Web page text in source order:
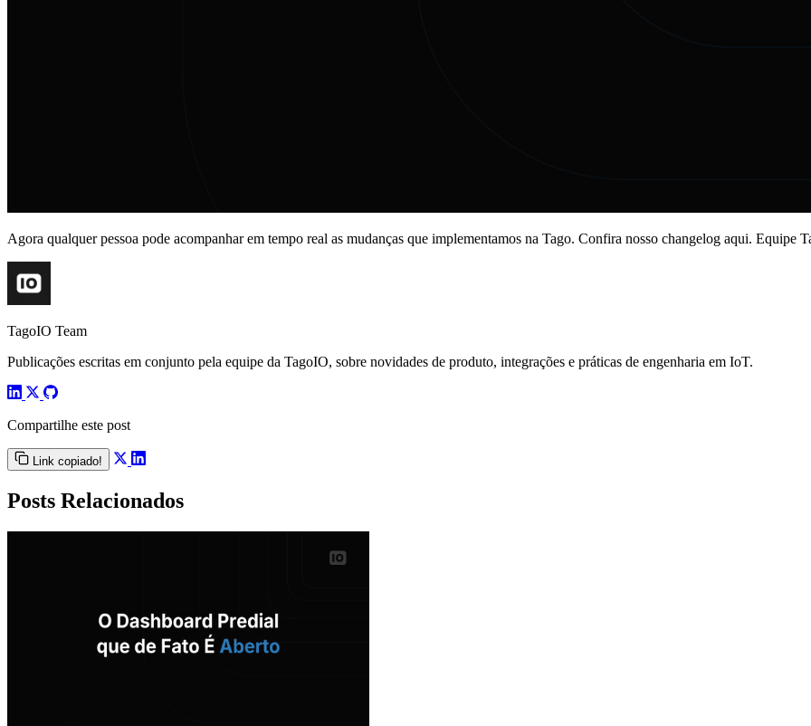
Agora qualquer pessoa pode acompanhar em tempo real as mudanças que implementamos na Tago. Confira nosso changelog aqui. Equipe
TagoIO Team
Publicações escritas em conjunto pela equipe da TagoIO, sobre novidades de produto, integrações e práticas de engenharia em IoT.
Compartilhe este post
Link copiado!
Posts Relacionados